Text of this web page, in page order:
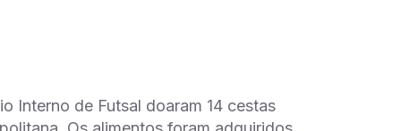
Interno de Futsal doaram 14 cestas